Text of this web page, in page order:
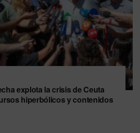
explota la crisis de Ceuta
hiperbólicos y contenidos